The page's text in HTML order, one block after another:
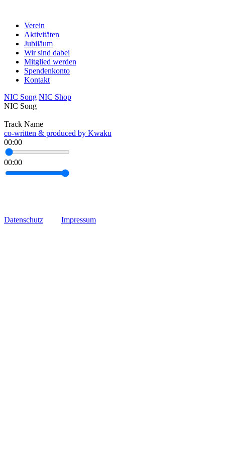
Verein
Aktivitäten
Jubiläum
Wir sind dabei
Mitglied werden
Spendenkonto
Kontakt
NIC Song NIC Shop
NIC Song
Track Name
co-written & produced by Kwaku
00:00
00:00
Datenschutz Impressum